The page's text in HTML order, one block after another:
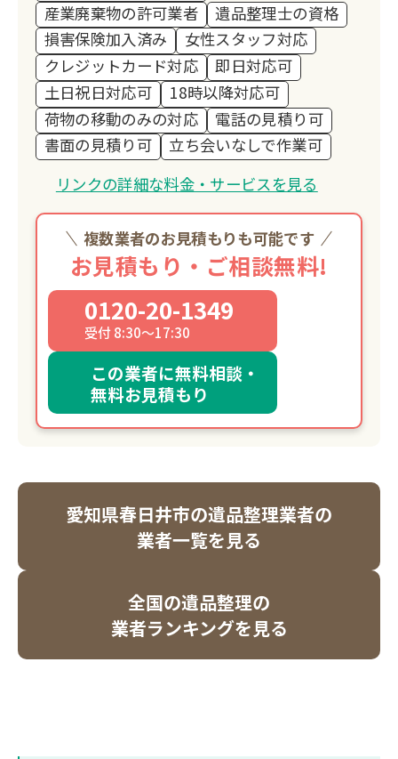
産業廃棄物の許可業者
遺品整理士の資格
損害保険加入済み
女性スタッフ対応
クレジットカード対応
即日対応可
土日祝日対応可
18時以降対応可
荷物の移動のみの対応
電話の見積り可
書面の見積り可
立ち会いなしで作業可
リンクの詳細な料金・サービスを見る
複数業者のお見積もりも可能です
お見積もり・ご相談無料!
0120-20-1349
受付 8:30～17:30
この業者に無料相談・
無料お見積もり
愛知県春日井市の遺品整理業者の
業者一覧を見る
全国の遺品整理の
業者ランキングを見る